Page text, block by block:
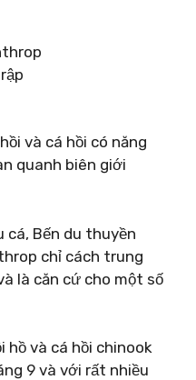
và cá hồi có năng
quanh biên giới
cá, Bến du thuyền
chỉ cách trung
là căn cứ cho một số
hồ và cá hồi chinook
9 và với rất nhiều